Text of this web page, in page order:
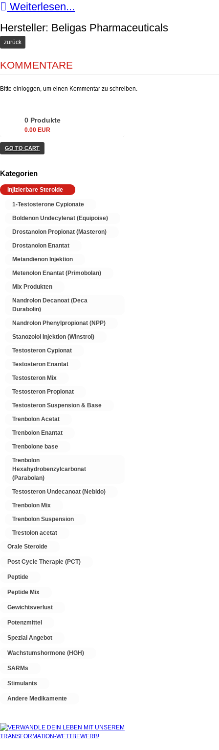
Weiterlesen...
Hersteller: Beligas Pharmaceuticals
KOMMENTARE
Bitte einloggen, um einen Kommentar zu schreiben.
0 Produkte
0.00 EUR
GO TO CART
Kategorien
Injizierbare Steroide
1-Testosterone Cypionate
Boldenon Undecylenat (Equipoise)
Drostanolon Propionat (Masteron)
Drostanolon Enantat
Metandienon Injektion
Metenolon Enantat (Primobolan)
Mix Produkten
Nandrolon Decanoat (Deca
Durabolin)
Nandrolon Phenylpropionat (NPP)
Stanozolol Injektion (Winstrol)
Testosteron Cypionat
Testosteron Enantat
Testosteron Mix
Testosteron Propionat
Testosteron Suspension & Base
Trenbolon Acetat
Trenbolon Enantat
Trenbolone base
Trenbolon
Hexahydrobenzylcarbonat
(Parabolan)
Testosteron Undecanoat (Nebido)
Trenbolon Mix
Trenbolon Suspension
Trestolon acetat
Orale Steroide
Post Cycle Therapie (PCT)
Peptide
Peptide Mix
Gewichtsverlust
Potenzmittel
Spezial Angebot
Wachstumshormone (HGH)
SARMs
Stimulants
Andere Medikamente